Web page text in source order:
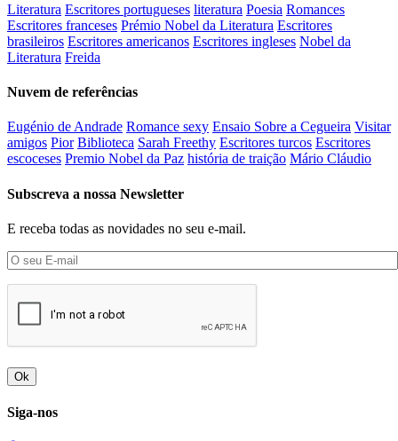
Literatura Escritores portugueses literatura Poesia Romances
Escritores franceses Prémio Nobel da Literatura Escritores
brasileiros Escritores americanos Escritores ingleses Nobel da
Literatura Freida
Nuvem de referências
Eugénio de Andrade Romance sexy Ensaio Sobre a Cegueira Visitar
amigos Pior Biblioteca Sarah Freethy Escritores turcos Escritores
escoceses Premio Nobel da Paz história de traição Mário Cláudio
Subscreva a nossa Newsletter
E receba todas as novidades no seu e-mail.
Ok
Siga-nos